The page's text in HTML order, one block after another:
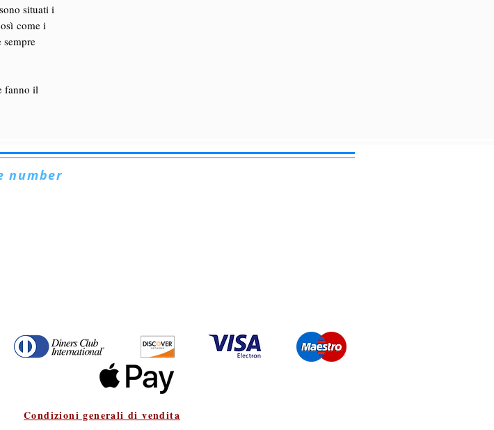
situati i
come i
fanno il
number
Condizioni generali di vendita